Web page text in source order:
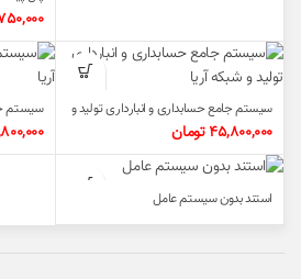
سیستم جامع حسابداری و انبارداری تولید و
شبکه آریا
45,800,000 تومان
سیستم
استند بدون سیستم عامل